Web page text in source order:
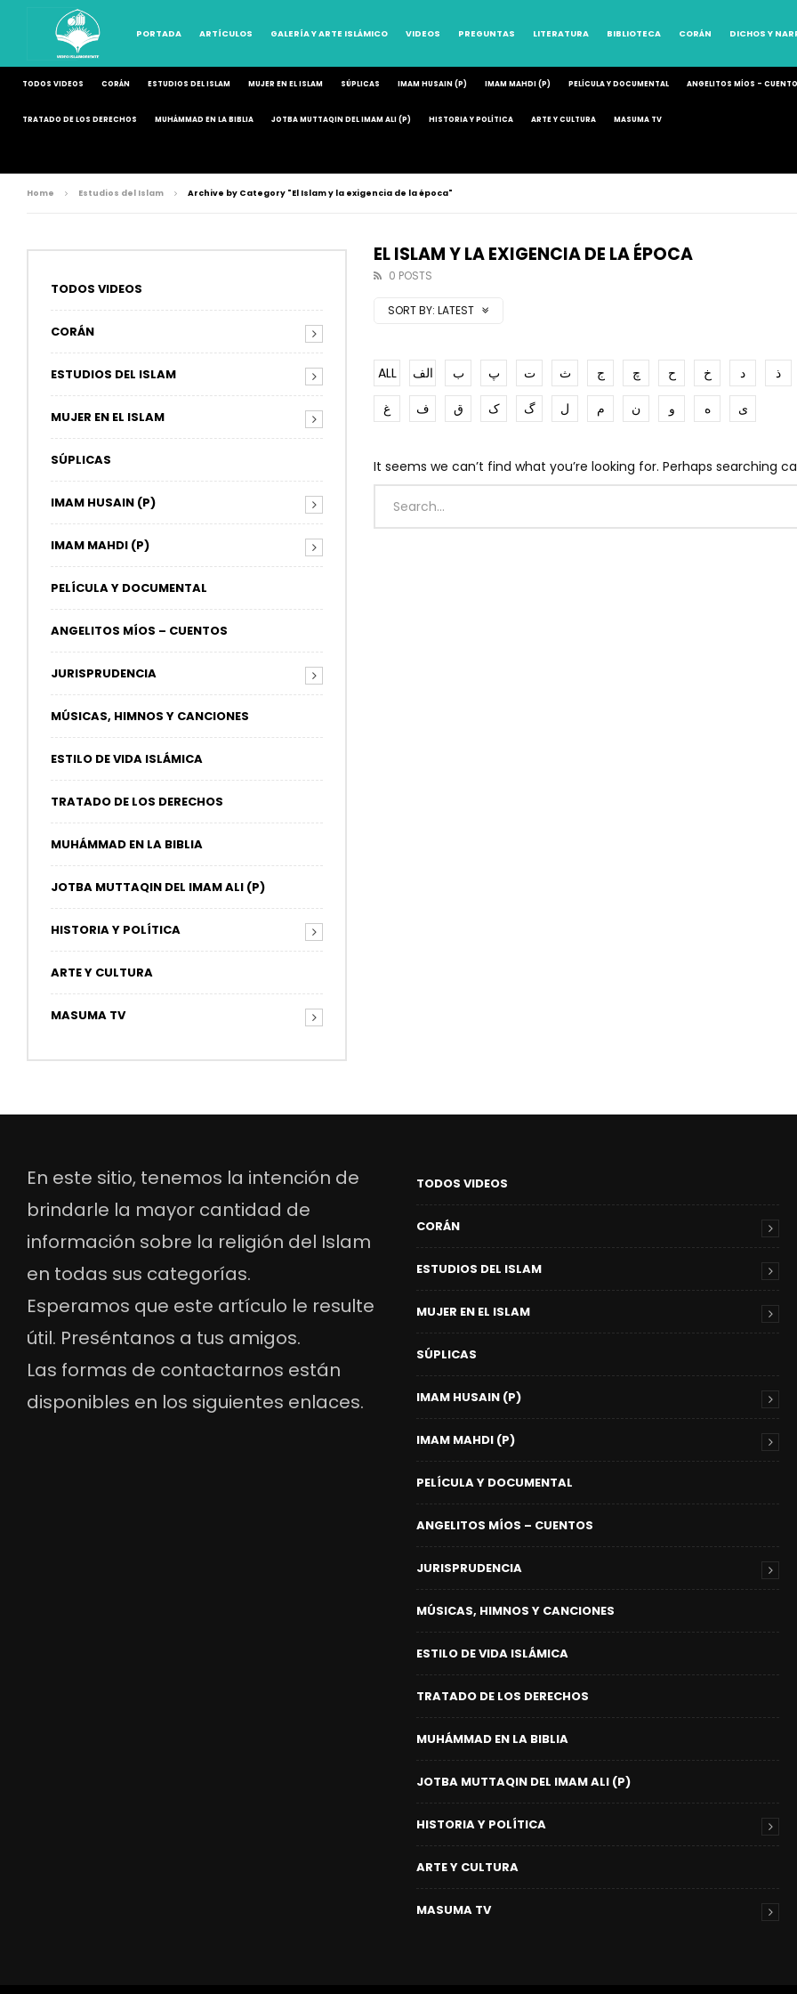
PORTADA ARTÍCULOS GALERÍA Y ARTE ISLÁMICO VIDEOS PREGUNTAS LITERATURA BIBLIOTECA CORÁN DICHOS Y
TODOS VIDEOS CORÁN ESTUDIOS DEL ISLAM MUJER EN EL ISLAM SÚPLICAS IMAM HUSAIN (P) IMAM MAHDI (P) PELÍCULA Y DOCUMENTAL ANGELITOS MÍOS –
TRATADO DE LOS DERECHOS MUHÁMMAD EN LA BIBLIA JOTBA MUTTAQIN DEL IMAM ALI (P) HISTORIA Y POLÍTICA ARTE Y CULTURA MASUMA TV
Home Estudios del Islam Archive by Category "El Islam y la exigencia de la época"
EL ISLAM Y LA EXIGENCIA DE LA ÉPOCA
0 POSTS
SORT BY: LATEST
ALL الف ب پ ت ث ج چ ح خ د ذ
غ
ف ق ک گ ل م ن و ه ی
It seems we can’t find what you’re looking for. Perhaps searching
TODOS VIDEOS
CORÁN
ESTUDIOS DEL ISLAM
MUJER EN EL ISLAM
SÚPLICAS
IMAM HUSAIN (P)
IMAM MAHDI (P)
PELÍCULA Y DOCUMENTAL
ANGELITOS MÍOS – CUENTOS
JURISPRUDENCIA
MÚSICAS, HIMNOS Y CANCIONES
ESTILO DE VIDA ISLÁMICA
TRATADO DE LOS DERECHOS
MUHÁMMAD EN LA BIBLIA
JOTBA MUTTAQIN DEL IMAM ALI (P)
HISTORIA Y POLÍTICA
ARTE Y CULTURA
MASUMA TV
En este sitio, tenemos la intención de
brindarle la mayor cantidad de
información sobre la religión del Islam
en todas sus categorías.
Esperamos que este artículo le resulte
útil. Preséntanos a tus amigos.
Las formas de contactarnos están
disponibles en los siguientes enlaces.
TODOS VIDEOS
CORÁN
ESTUDIOS DEL ISLAM
MUJER EN EL ISLAM
SÚPLICAS
IMAM HUSAIN (P)
IMAM MAHDI (P)
PELÍCULA Y DOCUMENTAL
ANGELITOS MÍOS – CUENTOS
JURISPRUDENCIA
MÚSICAS, HIMNOS Y CANCIONES
ESTILO DE VIDA ISLÁMICA
TRATADO DE LOS DERECHOS
MUHÁMMAD EN LA BIBLIA
JOTBA MUTTAQIN DEL IMAM ALI (P)
HISTORIA Y POLÍTICA
ARTE Y CULTURA
MASUMA TV